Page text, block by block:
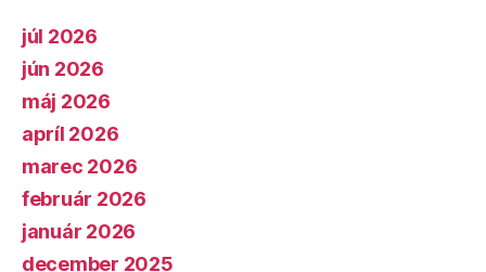
júl 2026
jún 2026
máj 2026
apríl 2026
marec 2026
február 2026
január 2026
december 2025